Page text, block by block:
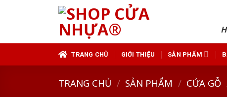
TRANG CHỦ GIỚI THIỆU SẢN PHẨM
TRANG CHỦ / SẢN PHẨM / CỬA GỖ